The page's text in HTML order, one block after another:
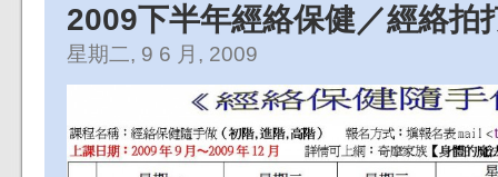
2009下半年經絡保健／經絡拍
星期二, 9 6 月, 2009